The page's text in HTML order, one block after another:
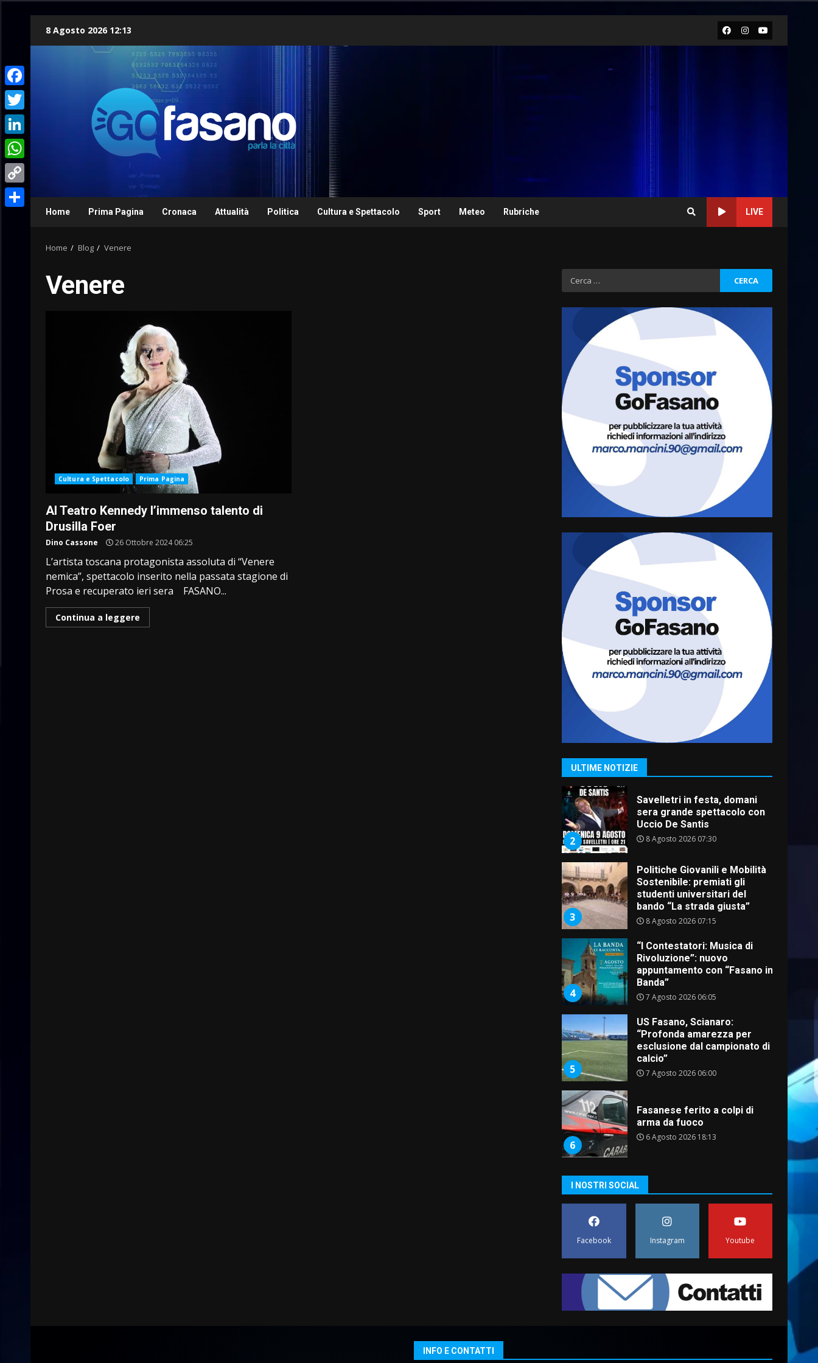
8 Agosto 2026 12:13 Facebook
Instagram
Youtube
Home Prima Pagina Cronaca Attualità Politica Cultura e Spettacolo Sport Meteo Rubriche LIVE
Home Blog Venere
Venere
Cultura e Spettacolo Prima Pagina
Al Teatro Kennedy l’immenso talento di
Drusilla Foer
Dino Cassone 26 Ottobre 2024 06:25
L’artista toscana protagonista assoluta di “Venere
nemica”, spettacolo inserito nella passata stagione di
Prosa e recuperato ieri sera FASANO...
Continua a leggere
Ricerca
per:
ULTIME NOTIZIE
Politiche Giovanili e Mobilità
studenti universitari del
bando “La strada giusta”
8 Agosto 2026 07:15
4
“I Contestatori: Musica di
Rivoluzione”: nuovo
appuntamento con “Fasano in
Banda”
7 Agosto 2026 06:05
5
US Fasano, Scianaro:
“Profonda amarezza per
esclusione dal campionato di
7 Agosto 2026 06:00
Fasanese ferito a colpi di
arma da fuoco
6 Agosto 2026 18:13
7
Carta d’identità: continua il
piano di aperture
straordinarie del Comune di
Fasano
6 Agosto 2026 14:16
1
La Banda Città di Fasano apre
ufficialmente la Festa di
2
Savelletri in festa, domani
sera grande spettacolo con
Uccio De Santis
8 Agosto 2026 07:30
3
Politiche Giovanili e Mobilità
Sostenibile: premiati gli
studenti universitari del
bando “La strada giusta”
8 Agosto 2026 07:15
4
“I Contestatori: Musica di
Rivoluzione”: nuovo
appuntamento con “Fasano in
Banda”
7 Agosto 2026 06:05
5
US Fasano, Scianaro:
“Profonda amarezza per
esclusione dal campionato di
calcio”
7 Agosto 2026 06:00
6
Fasanese ferito a colpi di
arma da fuoco
6 Agosto 2026 18:13
Carta d’identità: continua il
piano di aperture
6 Agosto 2026 14:16
La Banda Città di Fasano apre
Savelletri
8 Agosto 2026 11:00
Uccio De Santis
I NOSTRI SOCIAL
Facebook Instagram Youtube
INFO E CONTATTI
Facebook
Twitter
LinkedIn
WhatsApp
Copy